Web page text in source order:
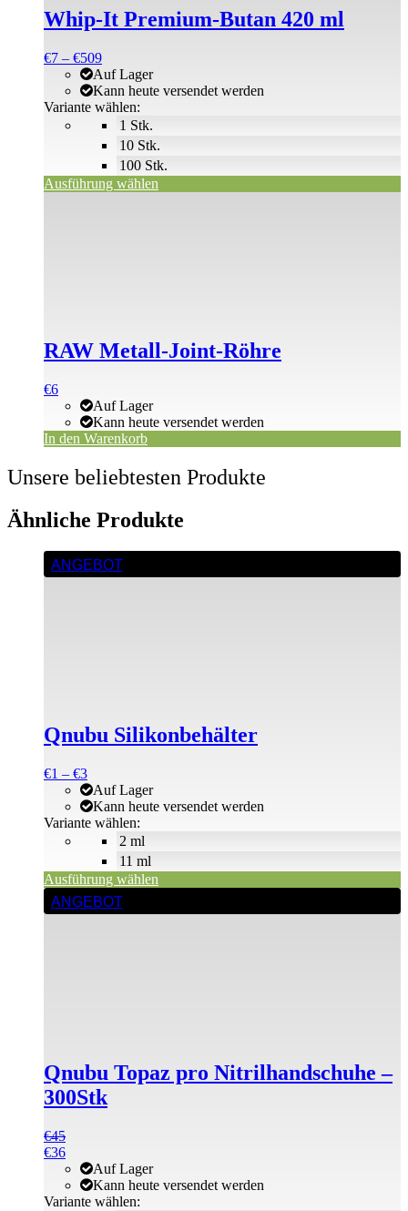
Whip-It Premium-Butan 420 ml
€7 – €509Preisspanne:
€7
bis
€509
1 Stk.
10 Stk.
100 Stk.
Auf Lager
Kann heute versendet werden
Variante wählen:
Ausführung wählen
weist
mehrere
auf.
Optionen
können
gewählt
werden
RAW Metall-Joint-Röhre
€6
Auf Lager
Kann heute versendet werden
In den Warenkorb
Unsere beliebtesten Produkte
Ähnliche Produkte
ANGEBOT
Qnubu Silikonbehälter
€1 – €3Preisspanne:
€1
bis
€3
2 ml
11 ml
Auf Lager
Kann heute versendet werden
Variante wählen:
Ausführung wählen
Dieses
Produkt
Produktseite
werden
ANGEBOT
Qnubu Topaz pro Nitrilhandschuhe –
300Stk
€45
€36
Auf Lager
Kann heute versendet werden
Variante wählen:
Dieses
Produkt
Produktseite
gewählt
werden